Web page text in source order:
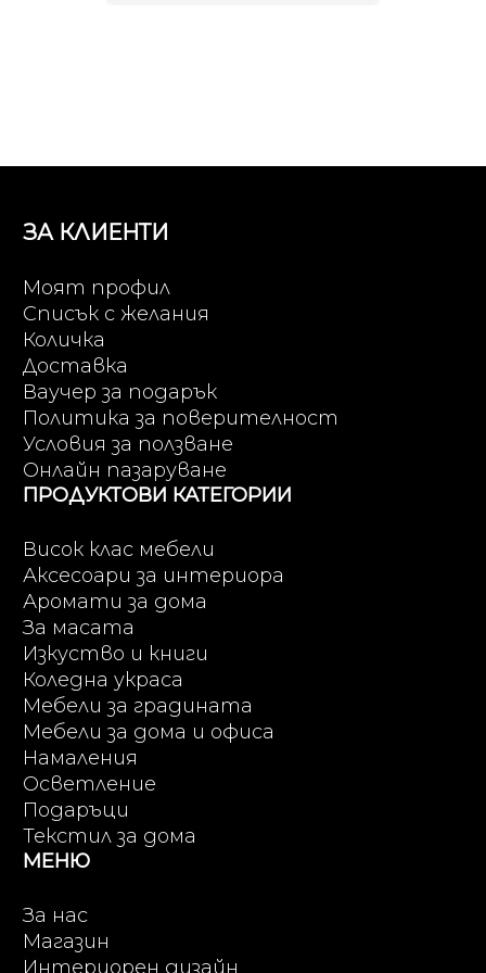
ЗА КЛИЕНТИ
Моят профил
Списък с желания
Количка
Доставка
Ваучер за подарък
Политика за поверителност
Условия за ползване
Онлайн пазаруване
ПРОДУКТОВИ КАТЕГОРИИ
Висок клас мебели
Аксесоари за интериора
Аромати за дома
За масата
Изкуство и книги
Коледна украса
Мебели за градината
Мебели за дома и офиса
Намаления
Осветление
Подаръци
Текстил за дома
МЕНЮ
За нас
Магазин
Интериорен дизайн